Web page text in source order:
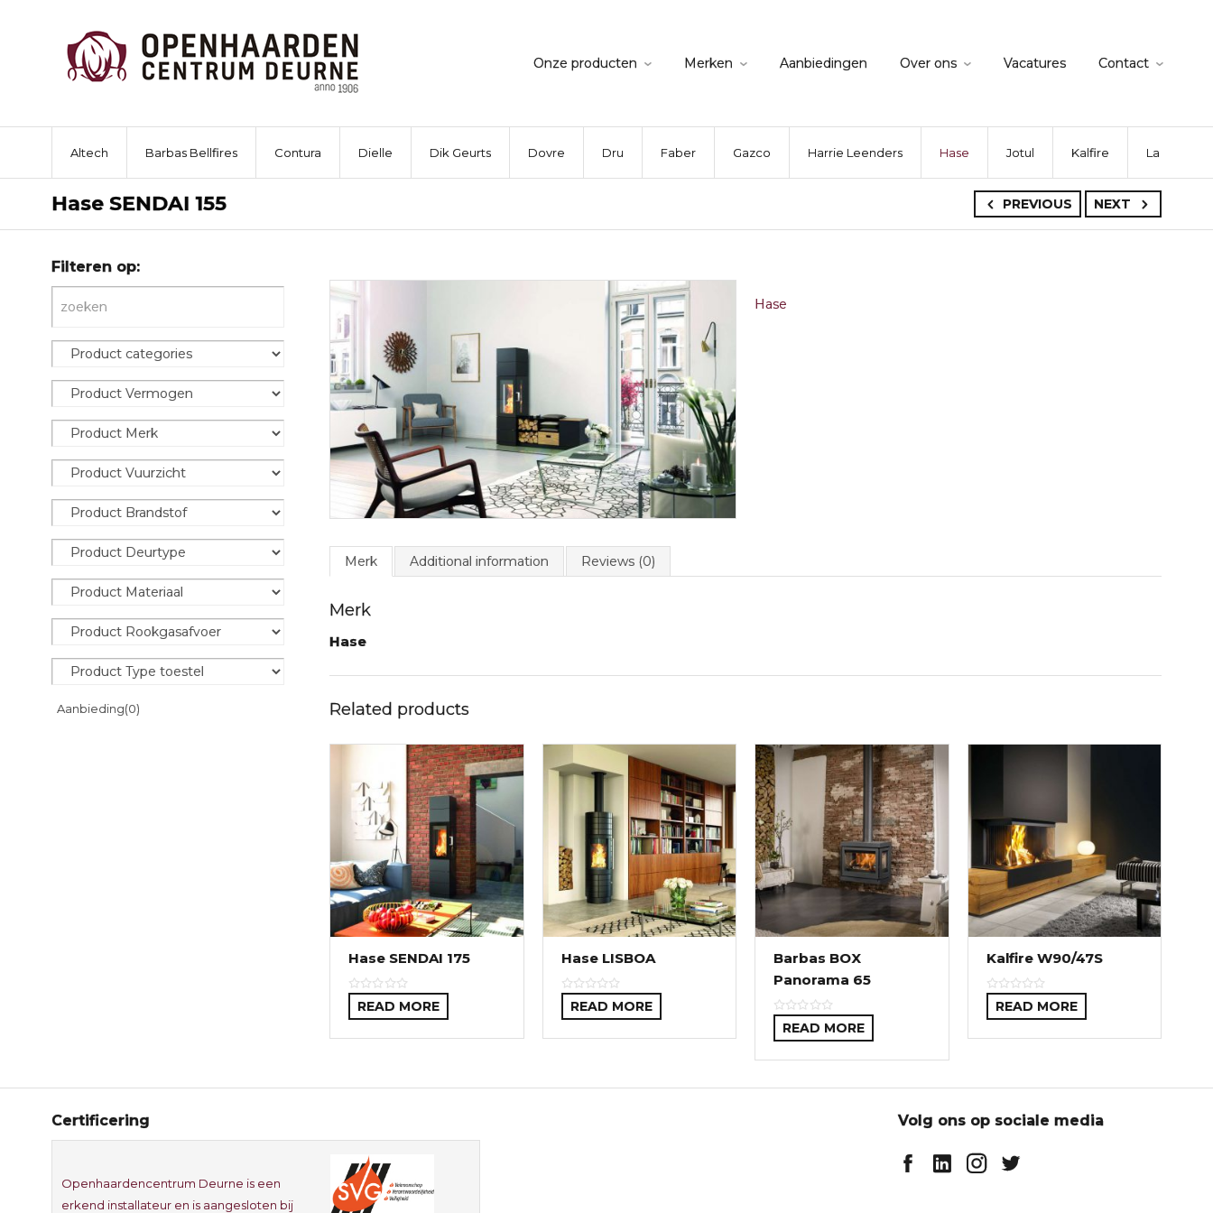
Onze producten Merken Aanbiedingen Over ons Vacatures Contact
Altech Barbas Bellfires Contura Dielle Dik Geurts Dovre Dru Faber Gazco Harrie Leenders Hase Jotul Kalfire La
PREVIOUS NEXT
Hase SENDAI 155
Hase
Merk Additional information Reviews (0)
Merk
Hase
Related products
Hase SENDAI 175
READ MORE
Hase LISBOA
READ MORE
Barbas BOX
Panorama 65
READ MORE
Kalfire W90/47S
READ MORE
Filteren op:
Aanbieding(0)
Certificering
Openhaardencentrum Deurne is een
erkend installateur en is aangesloten bij
Volg ons op sociale media